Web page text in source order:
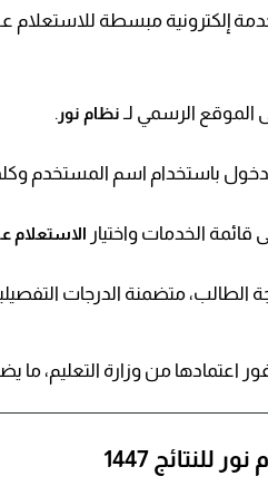
إلكترونية مبسطة للاستعلام
الموقع الرسمي لـ نظام نور.
باستخدام اسم المستخدم
قائمة الخدمات واختيار الاستعلام
الطالب، متضمنة الدرجات
اعتمادها من وزارة التعليم،
للنتائج 1447